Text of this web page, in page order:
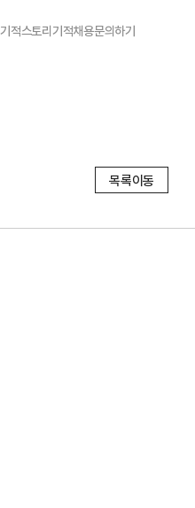
기적스토리기적채용문의하기
목록이동